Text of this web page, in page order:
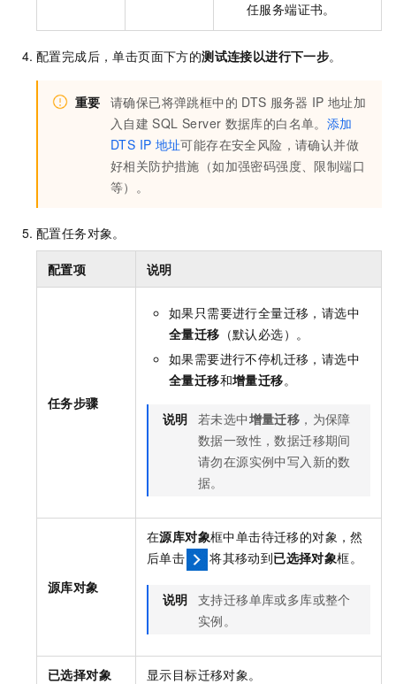
任服务端证书。
配置完成后，单击页面下方的测试连接以进行下一步。
重要 请确保已将弹跳框中的 DTS 服务器 IP 地址加
入自建 SQL Server 数据库的白名单。 添加
DTS IP 地址可能存在安全风险，请确认并做
好相关防护措施（如加强密码强度、限制端口
等）。
配置任务对象。
配置项 说明
任务步骤
如果只需要进行全量迁移，请选中
全量迁移 （默认必选）。
如果需要进行不停机迁移，请选中
全量迁移和增量迁移。
说明 若未选中增量迁移 ，为保障
数据一致性，数据迁移期间
请勿在源实例中写入新的数
据。
源库对象
在源库对象框中单击待迁移的对象，然
后单击
将其移动到已选择对象框。
说明 支持迁移单库或多库或整个
实例。
已选择对象 显示目标迁移对象。